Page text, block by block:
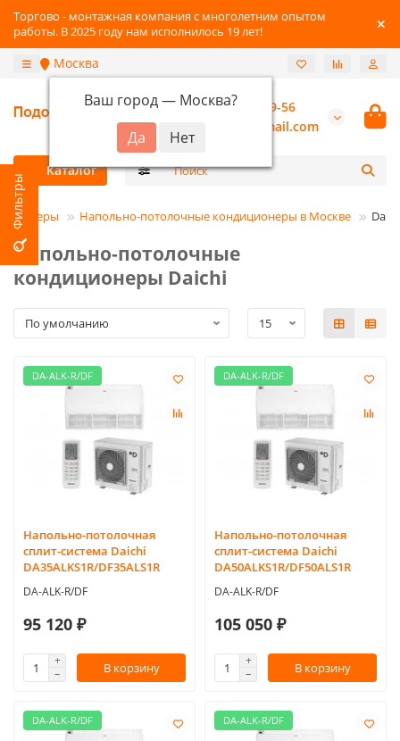
Торгово - монтажная компания с многолетним опытом
работы. В 2025 году нам исполнилось 19 лет!
Москва
Ваш город — Москва?
+7 (800) 777-89-56
burannsk@gmail.com
Каталог
Напольно-потолочные кондиционеры в Москве
Напольно-потолочные
кондиционеры Daichi
DA-ALK-R/DF
Напольно-потолочная
сплит-система Daichi
DA35ALKS1R/DF35ALS1R
DA-ALK-R/DF
95 120 ₽
В корзину
DA-ALK-R/DF
Напольно-потолочная
сплит-система Daichi
DA50ALKS1R/DF50ALS1R
DA-ALK-R/DF
105 050 ₽
В корзину
DA-ALK-R/DF DA-ALK-R/DF